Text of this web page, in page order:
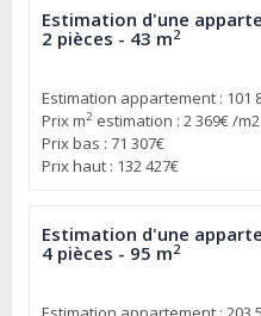
Estimation d'une
2 pièces - 43 m2
Estimation appartement : 101
Prix m2 estimation : 2 369€ /m2
Prix bas : 71 307€
Prix haut : 132 427€
Estimation d'une
4 pièces - 95 m2